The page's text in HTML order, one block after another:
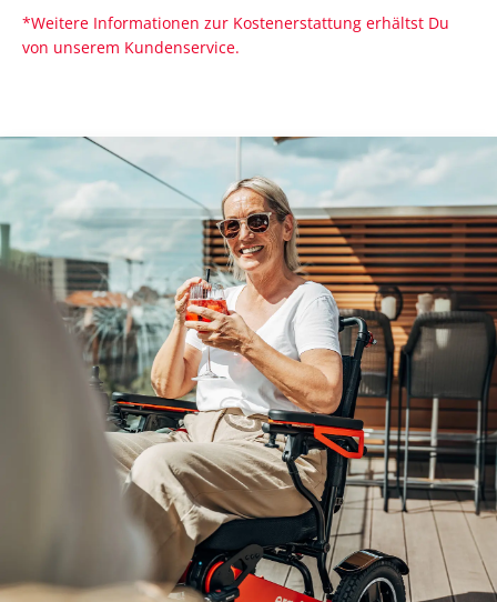
*Weitere Informationen zur Kostenerstattung erhältst Du
von unserem Kundenservice.